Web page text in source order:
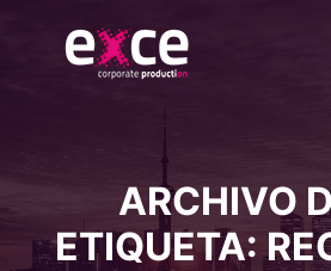
ARCHIVO
ETIQUETA: